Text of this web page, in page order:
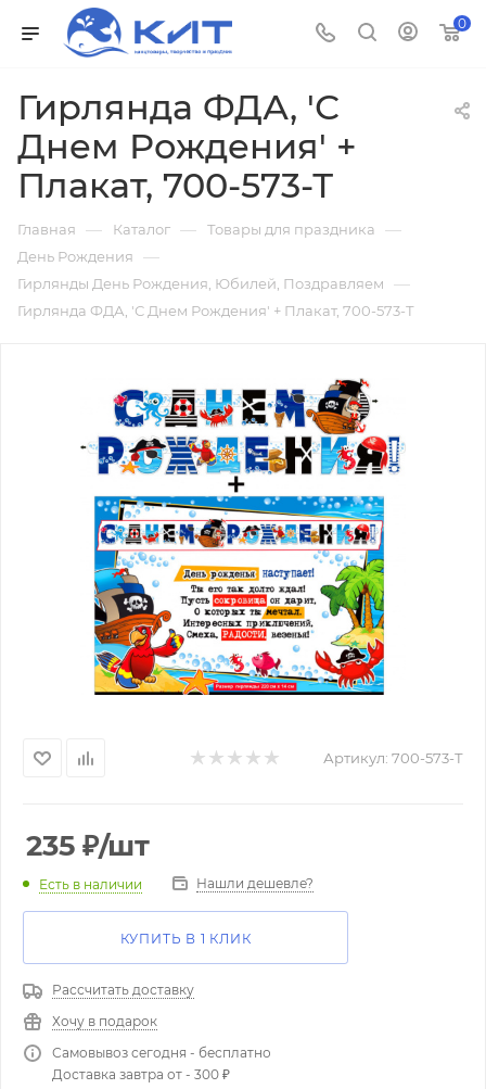
0
Гирлянда ФДА, 'С
Днем Рождения' +
Плакат, 700-573-Т
Главная — Каталог — Товары для праздника —
День Рождения —
Гирлянды День Рождения, Юбилей, Поздравляем —
Гирлянда ФДА, 'С Днем Рождения' + Плакат, 700-573-Т
Артикул: 700-573-Т
235 ₽/шт
Есть в наличии Нашли дешевле?
КУПИТЬ В 1 КЛИК
Рассчитать доставку
Хочу в подарок
Самовывоз сегодня - бесплатно
Доставка завтра от - 300 ₽